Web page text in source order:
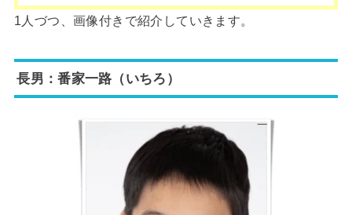
1人づつ、画像付きで紹介していきます。
長男：番家一路（いちろ）